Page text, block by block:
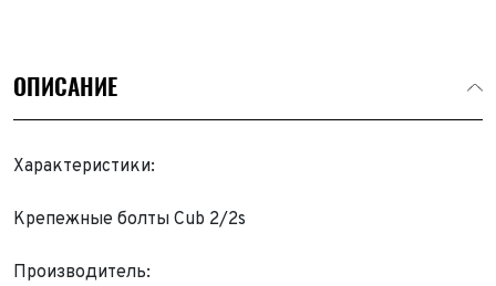
ОПИСАНИЕ
Характеристики:
Крепежные болты Cub 2/2s
Производитель: